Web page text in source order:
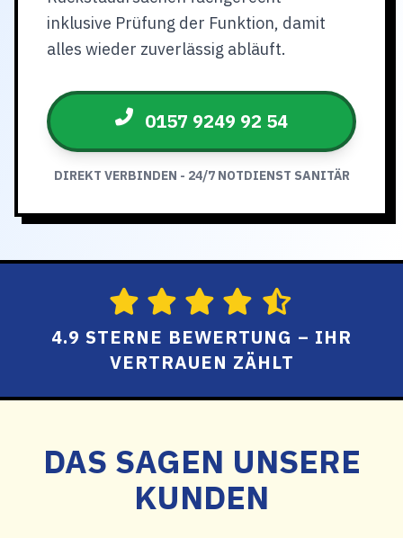
inklusive Prüfung der Funktion, damit
alles wieder zuverlässig abläuft.
0157 9249 92 54
DIREKT VERBINDEN - 24/7 NOTDIENST SANITÄR
4.9 STERNE BEWERTUNG – IHR
VERTRAUEN ZÄHLT
DAS SAGEN UNSERE
KUNDEN